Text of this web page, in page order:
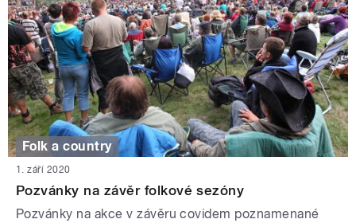
Folk a country
1. září 2020
Pozvánky na závěr folkové sezóny
Pozvánky na akce v závěru covidem poznamenané